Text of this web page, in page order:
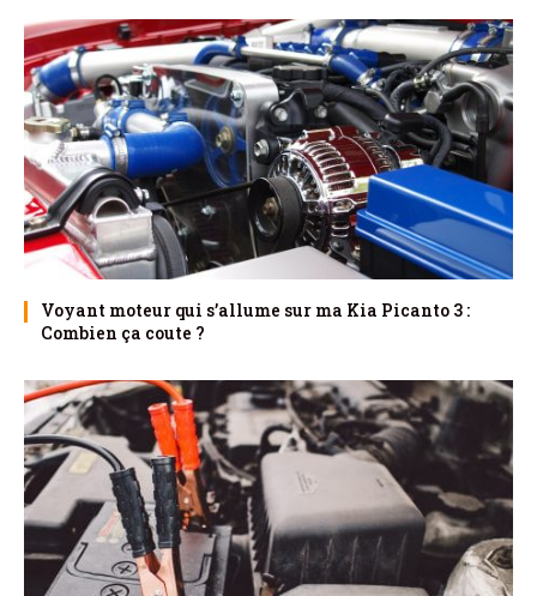
Voyant moteur qui s’allume sur ma Kia Picanto 3 :
Combien ça coute ?